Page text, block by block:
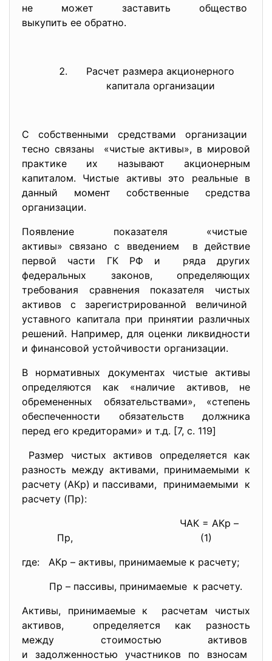
не может заставить общество
выкупить ее обратно.
Расчет размера акционерного
капитала организации
С собственными средствами организации
тесно связаны «чистые активы», в мировой
практике их называют акционерным
капиталом. Чистые активы это реальные в
данный момент собственные средства
организации.
Появление показателя «чистые
активы» связано с введением в действие
первой части ГК РФ и ряда других
федеральных законов, определяющих
требования сравнения показателя чистых
активов с зарегистрированной величиной
уставного капитала при принятии различных
решений. Например, для оценки ликвидности
и финансовой устойчивости организации.
В нормативных документах чистые активы
определяются как «наличие активов, не
обремененных обязательствами», «степень
обеспеченности обязательств должника
перед его кредиторами» и т.д. [7, c. 119]
Размер чистых активов определяется как
разность между активами, принимаемыми к
расчету (АКр) и пассивами, принимаемыми к
расчету (Пр):
ЧАК = АКр –
Пр,
(1)
где: АКр – активы, принимаемые к расчету;
Пр – пассивы, принимаемые к расчету.
Активы, принимаемые к расчетам чистых
активов, определяется как разность
между стоимостью активов
и задолженностью участников по взносам